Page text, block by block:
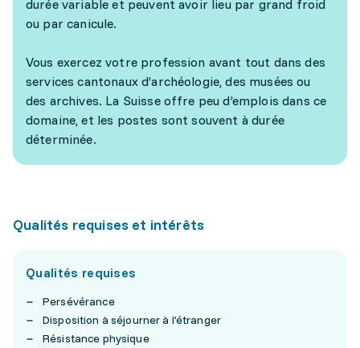
durée variable et peuvent avoir lieu par grand froid
ou par canicule.
Vous exercez votre profession avant tout dans des
services cantonaux d’archéologie, des musées ou
des archives. La Suisse offre peu d’emplois dans ce
domaine, et les postes sont souvent à durée
déterminée.
Qualités requises et intérêts
Qualités requises
Persévérance
Disposition à séjourner à l'étranger
Résistance physique